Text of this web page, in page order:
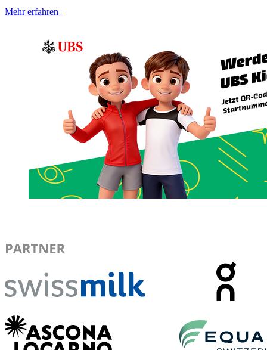
Mehr erfahren